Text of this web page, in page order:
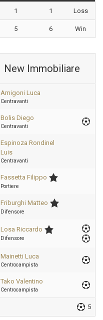
1 1 Loss
5 6 Win
New Immobiliare
Amigoni Luca
Centravanti
Bolis Diego
Centravanti
Espinoza Rondinel
Luis
Centravanti
Fassetta Filippo
Portiere
Friburghi Matteo
Difensore
Losa Riccardo
Difensore
Mainetti Luca
Centrocampista
Tako Valentino
Centrocampista
5